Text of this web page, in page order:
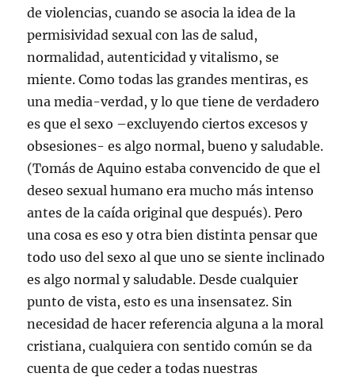
de violencias, cuando se asocia la idea de la
permisividad sexual con las de salud,
normalidad, autenticidad y vitalismo, se
miente. Como todas las grandes mentiras, es
una media-verdad, y lo que tiene de verdadero
es que el sexo –excluyendo ciertos excesos y
obsesiones- es algo normal, bueno y saludable.
(Tomás de Aquino estaba convencido de que el
deseo sexual humano era mucho más intenso
antes de la caída original que después). Pero
una cosa es eso y otra bien distinta pensar que
todo uso del sexo al que uno se siente inclinado
es algo normal y saludable. Desde cualquier
punto de vista, esto es una insensatez. Sin
necesidad de hacer referencia alguna a la moral
cristiana, cualquiera con sentido común se da
cuenta de que ceder a todas nuestras